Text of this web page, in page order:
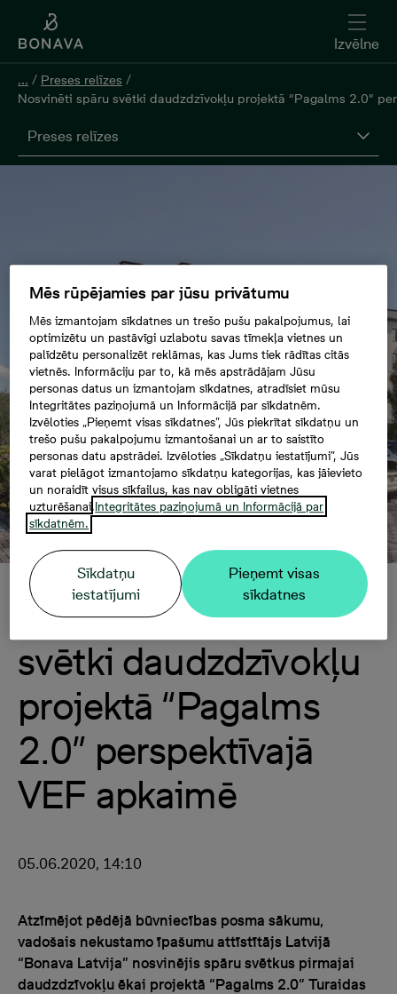
Izvēlne
... / Preses relīzes /
Nosvinēti spāru svētki daudzdzīvokļu projektā “Pagalms 2.0”
Preses relīzes
Nosvinēti spāru
svētki daudzdzīvokļu
projektā “Pagalms
2.0” perspektīvajā
VEF apkaimē
05.06.2020, 14:10
Atzīmējot pēdējā būvniecības posma sākumu,
vadošais nekustamo īpašumu attīstītājs Latvijā
“Bonava Latvija” nosvinējis spāru svētkus pirmajai
daudzdzīvokļu ēkai projektā “Pagalms 2.0” Turaidas
Mēs rūpējamies par jūsu privātumu
Mēs izmantojam sīkdatnes un trešo pušu pakalpojumus, lai
optimizētu un pastāvīgi uzlabotu savas tīmekļa vietnes un
palīdzētu personalizēt reklāmas, kas Jums tiek rādītas citās
vietnēs. Informāciju par to, kā mēs apstrādājam Jūsu
personas datus un izmantojam sīkdatnes, atradīsiet mūsu
Integritātes paziņojumā un Informācijā par sīkdatnēm.
Izvēloties „Pieņemt visas sīkdatnes”, Jūs piekrītat sīkdatņu un
trešo pušu pakalpojumu izmantošanai un ar to saistīto
personas datu apstrādei. Izvēloties „Sīkdatņu iestatījumi”, Jūs
varat pielāgot izmantojamo sīkdatņu kategorijas, kas jāievieto
un noraidīt visus sīkfailus, kas nav obligāti vietnes
uzturēšanai.Integritātes paziņojumā un Informācijā par
sīkdatnēm.
Sīkdatņu
iestatījumi
Pieņemt visas
sīkdatnes